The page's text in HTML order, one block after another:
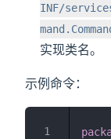
INF/
实现类名。
示例命令：